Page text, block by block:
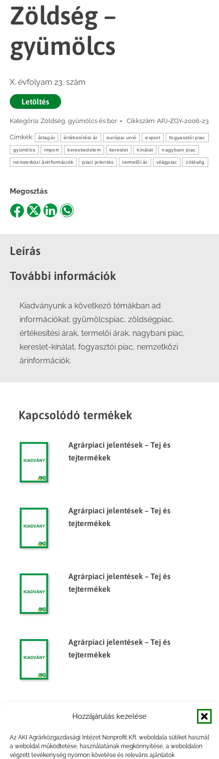
Hozzájárulás kezelése
Az AKI Agrárközgazdasági Intézet Nonprofit Kft. weboldala sütiket használ
a weboldal működtetése, használatának megkönnyítése, a weboldalon
végzett tevékenység nyomon követése és releváns ajánlatok
Zöldség –
gyümölcs
X. évfolyam 23. szám
Letöltés
Kategória: Zöldség, gyümölcs és bor Cikkszám: APJ-ZGY-2006-23
Címkék: átlagár értékesítési ár európai unió export fogyasztói piac
gyümölcs import kereskedelem kereslet kínálat nagybani piac
nemzetközi árinformációk piaci jelentés termelői ár világpiac zöldség
Megosztás
Share
Facebook
Share
X
ShareShare
Leírás
További információk
Kiadványunk a következő témákban ad
információkat: gyümölcspiac, zöldségpiac,
értékesítési árak, termelői árak, nagybani piac,
kereslet-kínálat, fogyasztói piac, nemzetközi
árinformációk.
Kapcsolódó termékek
Agrárpiaci jelentések – Tej és
tejtermékek
Agrárpiaci jelentések – Tej és
tejtermékek
Agrárpiaci jelentések – Tej és
tejtermékek
Agrárpiaci jelentések – Tej és
tejtermékek
tejtermékek